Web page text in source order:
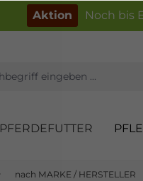
Aktion Noch bis
PFERDEFUTTER
nach MARKE / HERSTELLER